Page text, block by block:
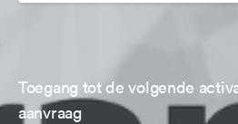
Toegang tot de volgende
aanvraag